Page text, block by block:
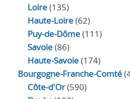
Loire(135)
Haute-Loire(62)
Puy-de-Dôme(111)
Savoie(86)
Haute-Savoie(174)
Bourgogne-Franche-Comté
Côte-d'Or(590)